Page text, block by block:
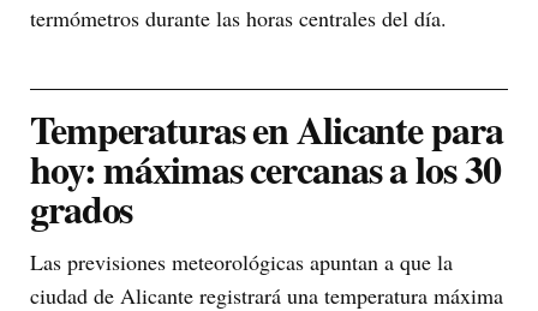
termómetros durante las horas centrales del día.
Temperaturas en Alicante para
hoy: máximas cercanas a los 30
grados
Las previsiones meteorológicas apuntan a que la
ciudad de Alicante registrará una temperatura máxima